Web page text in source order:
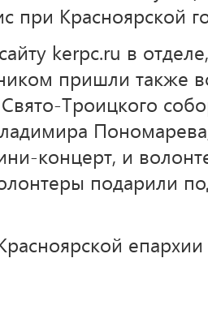
при Красноярской
kerpc.ru в
пришли также
Свято-Троицкого
концерт, и
подарили
епархии